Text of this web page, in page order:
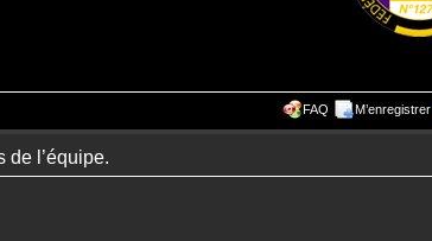
FAQ M’enregistrer
de l’équipe.